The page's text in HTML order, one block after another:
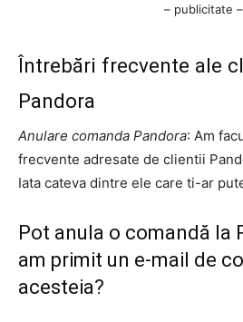
– publicitate –
Întrebări frecvente ale
Pandora
Anulare comanda Pandora: Am
frecvente adresate de clientii
Iata cateva dintre ele care ti-ar
Pot anula o comandă la
am primit un e-mail de
acesteia?